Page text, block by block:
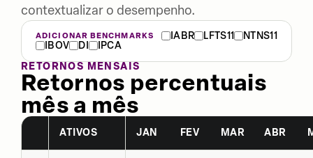
contextualizar o desempenho.
ADICIONAR BENCHMARKS IABR LFTS11
NTNS11
IBOV
DI
IPCA
RETORNOS MENSAIS
Retornos percentuais
mês a mês
ATIVOS JAN FEV MAR ABR